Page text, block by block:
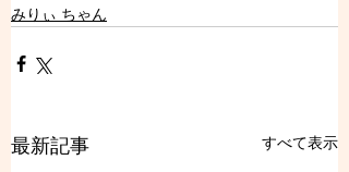
みりぃ ちゃん
最新記事 すべて表示